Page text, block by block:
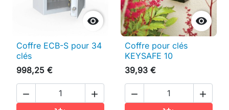

Coffre ECB-S pour 34
clés
998,25 €
 

Coffre pour clés
KEYSAFE 10
39,93 €
 